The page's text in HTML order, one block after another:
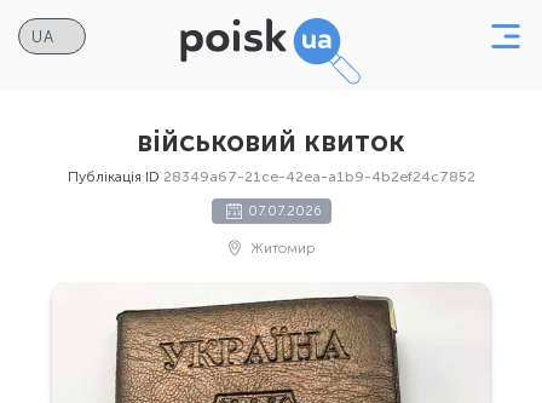
військовий квиток
Публікація ID 28349a67-21ce-42ea-a1b9-4b2ef24c7852
07.07.2026
Житомир